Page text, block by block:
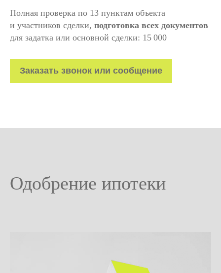
Полная проверка по 13 пунктам объекта
и участников сделки, подготовка всех документов
для задатка или основной сделки: 15 000
Заказать звонок или сообщение
Одобрение ипотеки